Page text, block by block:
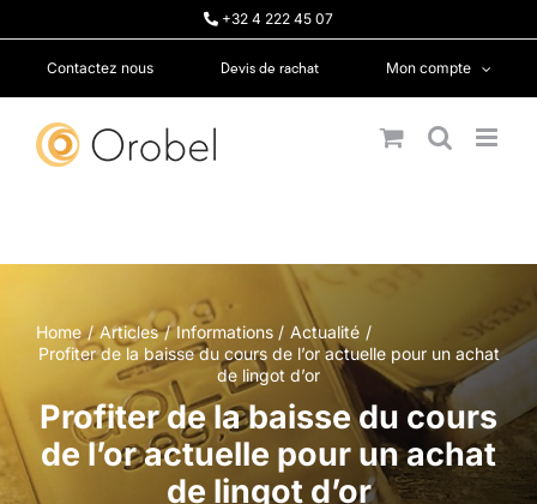
+32 4 222 45 07
Contactez nous Devis de rachat Mon compte
Home Articles Informations
Actualité
Profiter de la baisse du cours de l’or actuelle pour un achat
de lingot d’or
Profiter de la baisse du cours
de l’or actuelle pour un achat
de lingot d’or